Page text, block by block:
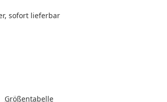
sofort lieferbar
Größentabelle